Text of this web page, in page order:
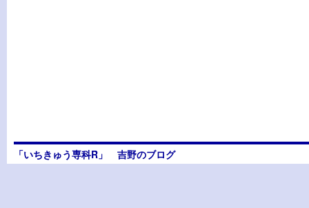
「いちきゅう専科R」 吉野のブログ